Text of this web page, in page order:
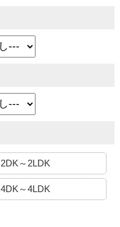
2DK～2LDK
4DK～4LDK